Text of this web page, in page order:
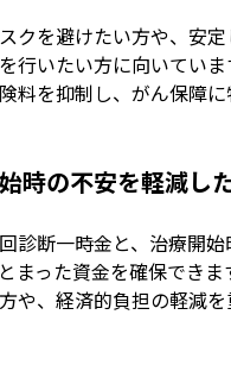
クを避けたい方や、安
行いたい方に向いていま
料を抑制し、がん保障
時の不安を軽減し
診断一時金と、治療開
まった資金を確保できま
や、経済的負担の軽減